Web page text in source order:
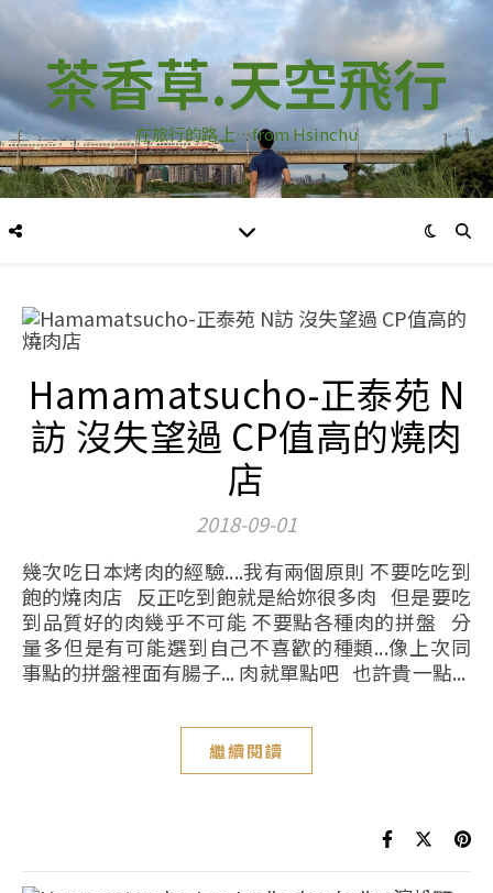
茶香草.天空飛行
在旅行的路上…from Hsinchu
Hamamatsucho-正泰苑 N
訪 沒失望過 CP值高的燒肉
店
2018-09-01
幾次吃日本烤肉的經驗....我有兩個原則 不要吃吃到
飽的燒肉店 反正吃到飽就是給妳很多肉 但是要吃
到品質好的肉幾乎不可能 不要點各種肉的拼盤 分
量多但是有可能選到自己不喜歡的種類...像上次同
事點的拼盤裡面有腸子... 肉就單點吧 也許貴一點...
繼續閱讀